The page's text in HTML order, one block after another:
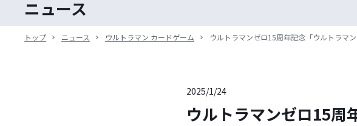
ニュース
トップ ニュース ウルトラマン カードゲーム ウルトラマンゼロ15周年記念「ウルトラマ
2025/1/24
ウルトラマンゼロ15周